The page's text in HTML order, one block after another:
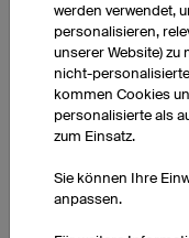
Öffnen Sie ein KI-
"Erstelle ein
Rückseite, mit einem
und kontrastreich
Integriere den
werden verwendet,
personalisieren,
unserer Website) zu
nicht-
kommen Cookies
personalisierte als
zum Einsatz.
Sie können Ihre
anpassen.